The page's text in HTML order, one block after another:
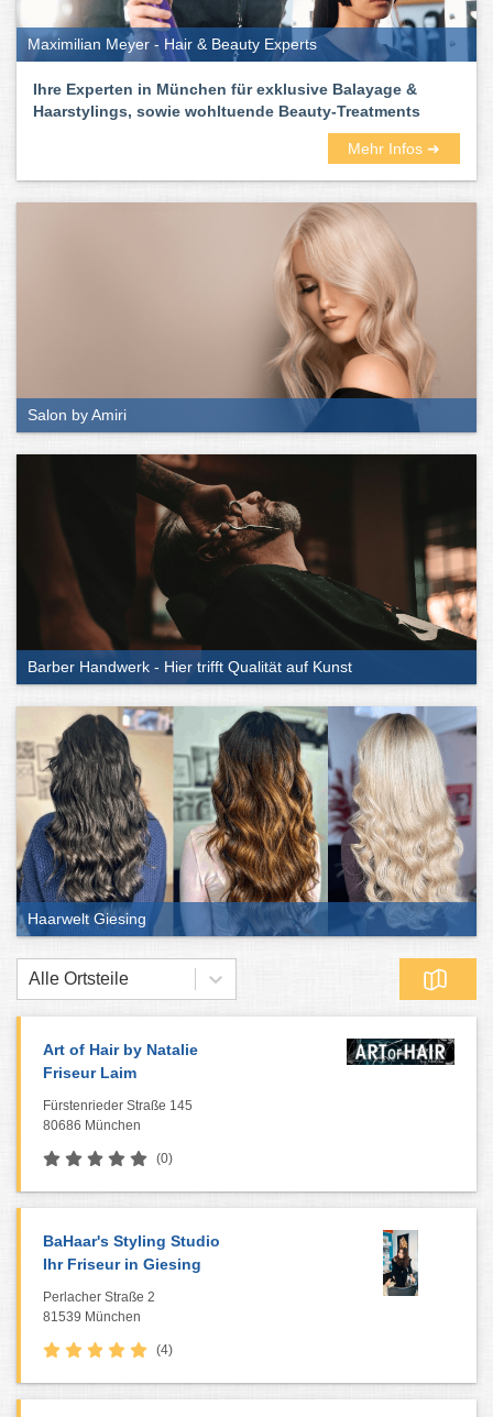
einen Termin zu buchen, in anderen Friseur-Salons können Sie
spontan ohne Termin vorbeischauen. Ansonsten findet ihr hier
von allen Friseur-Salons die Telefonnummern und könnt einfach
durchklingeln.
Maximilian Meyer - Hair & Beauty Experts
Ihre Experten in München für exklusive Balayage &
Haarstylings, sowie wohltuende Beauty-Treatments
Mehr Infos ➜
Salon by Amiri
Barber Handwerk - Hier trifft Qualität auf Kunst
Haarwelt Giesing
Alle Ortsteile
Art of Hair by Natalie
Friseur Laim
Fürstenrieder Straße 145
80686 München
(0)
BaHaar's Styling Studio
Ihr Friseur in Giesing
Perlacher Straße 2
81539 München
(4)